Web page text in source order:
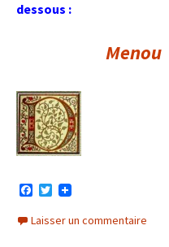
dessous :
Menou
c
e
T
i
t
Laisser un commentaire